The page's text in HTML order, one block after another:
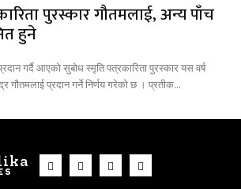
पुरस्कार गौतमलाई, अन्य पाँच
हुने
गर्दै आएको सुबोध स्मृति पत्रकारिता पुरस्कार यस वर्ष
गौतमलाई प्रदान गर्ने निर्णय गरेको छ । प्रतीक...